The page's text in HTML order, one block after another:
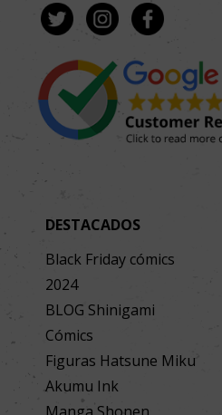
DESTACADOS
Black Friday cómics
2024
BLOG Shinigami
Cómics
Figuras Hatsune Miku
Akumu Ink